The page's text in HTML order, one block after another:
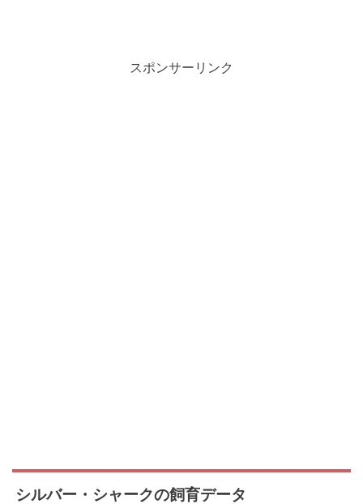
スポンサーリンク
シルバー・シャークの飼育データ